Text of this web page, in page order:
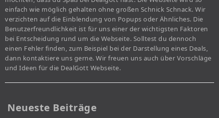
einfach wie möglich gehalten ohne großen Schnick Schnack. Wir
verzichten auf die Einblendung von Popups oder Ähnliches. Die
Benutzerfreundlichkeit ist für uns einer der wichtigsten Faktoren
bei Entscheidung rund um die Webseite. Solltest du dennoch
einen Fehler finden, zum Beispiel bei der Darstellung eines Deals,
dann kontaktiere uns gerne. Wir freuen uns auch über Vorschläge
und Ideen für die DealGott Webseite.
Neueste Beiträge